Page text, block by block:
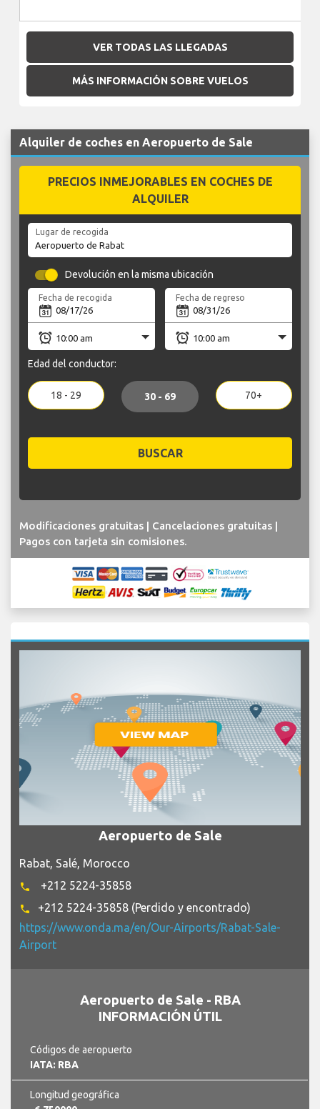
VER TODAS LAS LLEGADAS
MÁS INFORMACIÓN SOBRE VUELOS
Alquiler de coches en Aeropuerto de Sale
PRECIOS INMEJORABLES EN COCHES DE
ALQUILER
Lugar de recogida
Devolución en la misma ubicación
Fecha de recogida Fecha de regreso
Edad del conductor:
18 - 29 30 - 69 70+
BUSCAR
Modificaciones gratuitas | Cancelaciones gratuitas |
Pagos con tarjeta sin comisiones.
Aeropuerto de Sale
Rabat, Salé, Morocco
phone +212 5224-35858
phone
+212 5224-35858 (Perdido y encontrado)
https://www.onda.ma/en/Our-Airports/Rabat-Sale-
Airport
Aeropuerto de Sale - RBA
INFORMACIÓN ÚTIL
Códigos de aeropuerto
IATA: RBA
Longitud geográfica